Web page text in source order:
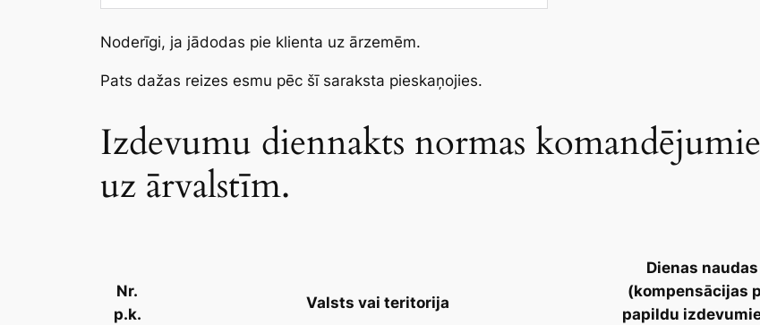
Noderīgi, ja jādodas pie klienta uz ārzemēm.
Pats dažas reizes esmu pēc šī saraksta pieskaņojies.
Izdevumu diennakts normas
uz ārvalstīm.
Nr.
p.k.
Valsts vai teritorija
Dienas naudas
(kompensācijas
papildu